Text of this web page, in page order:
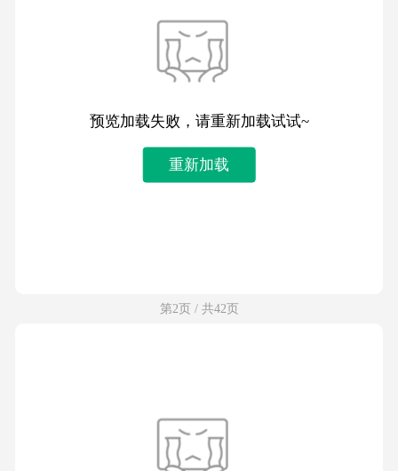
预览加载失败，请重新加载试试~
重新加载
第2页 / 共42页